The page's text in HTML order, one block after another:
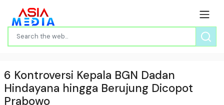
6 Kontroversi Kepala BGN Dadan
Hindayana hingga Berujung Dicopot
Prabowo